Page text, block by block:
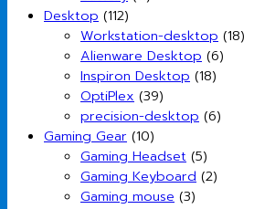
Desktop (112)
Workstation-desktop (18)
Alienware Desktop (6)
Inspiron Desktop (18)
OptiPlex (39)
precision-desktop (6)
Gaming Gear (10)
Gaming Headset (5)
Gaming Keyboard (2)
Gaming mouse (3)